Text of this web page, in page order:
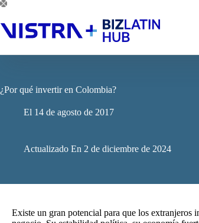
Saltar
contenido
¿Por qué invertir en Colombia?
El 14 de agosto de 2017
Actualizado En 2 de diciembre de 2024
Existe un gran potencial para que los extranjeros